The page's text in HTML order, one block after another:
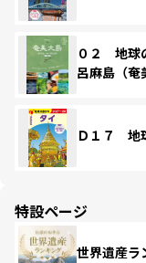
０２ 地
呂麻島（
Ｄ１７ 地
特設ページ
世界遺産ラ